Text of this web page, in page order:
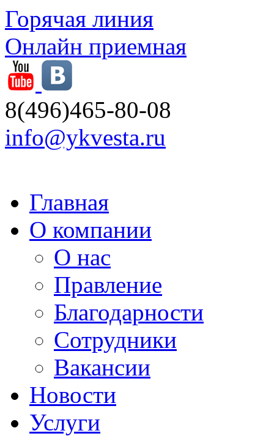
Горячая линия
Онлайн приемная
8(496)465-80-08
info@ykvesta.ru
Главная
О компании
О нас
Правление
Благодарности
Сотрудники
Вакансии
Новости
Услуги